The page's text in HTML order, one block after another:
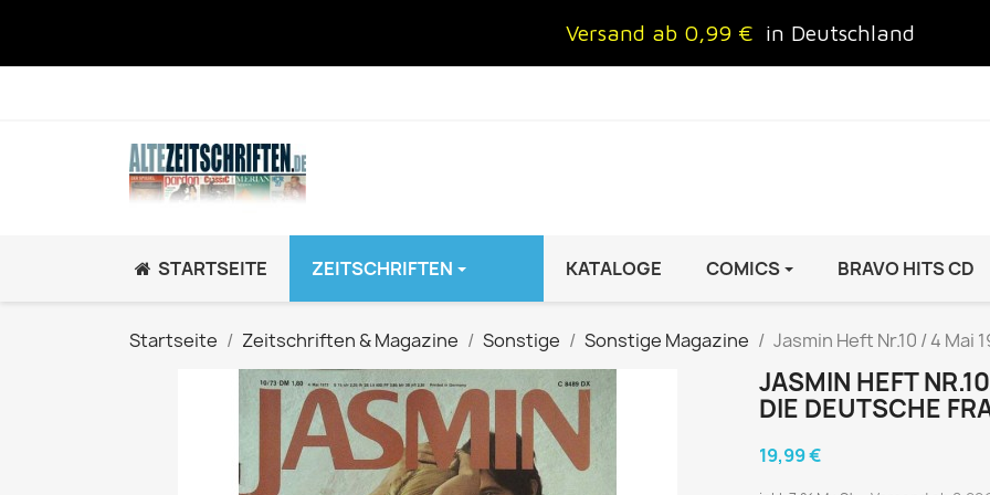
Versand ab 0,99 € in Deutschland
STARTSEITE ZEITSCHRIFTEN
JUGEND / KIND
BRAVO GiRL!
BRAVO HipHop Special
BRAVO Zeitschrift
hey!
FRAUEN AUTO & MOTOR
auto motor sport Archiv
Broschüren
KATALOGE COMICS BRAVO HITS CD
Startseite Zeitschriften & Magazine Sonstige Sonstige Magazine Jasmin Heft Nr.10 / 4 Mai
JASMIN HEFT
DIE DEUTSCHE
19,99 €